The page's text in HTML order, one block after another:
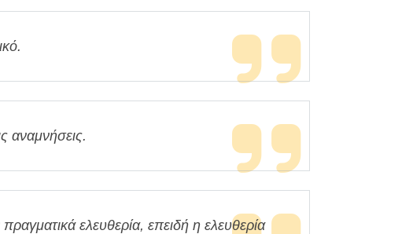
αναμνήσεις.
ελευθερία, επειδή η ελευθερία